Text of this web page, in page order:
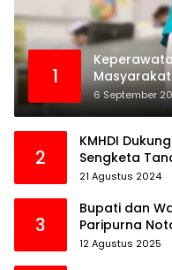
1
Masyarakat
6 September
2
KMHDI
Sengketa
21 Agustus 2024
3
Bupati dan
Paripurna
Perubahan
12 Agustus 2025